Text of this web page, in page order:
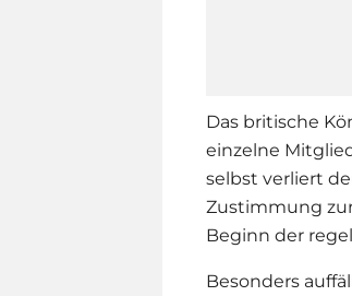
Das britische
einzelne
selbst verliert
Zustimmung
Beginn der
Besonders